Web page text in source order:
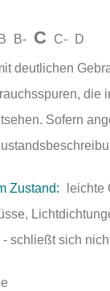
B B- C C- D
deutlichen
die
Sofern
Zustand:
leichte
schließt sich